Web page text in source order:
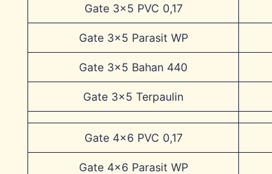
Gate 3×5 PVC 0,17
Gate 3×5 Parasit WP
Gate 3×5 Bahan 440
Gate 3×5 Terpaulin
Gate 4×6 PVC 0,17
Gate 4×6 Parasit WP